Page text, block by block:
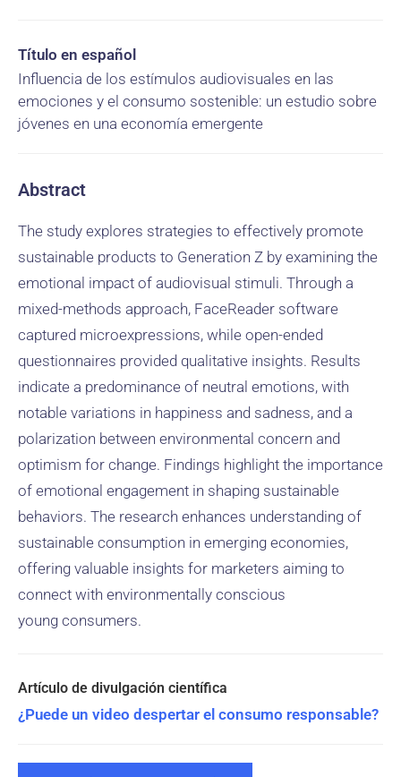
Título en español
Influencia de los estímulos audiovisuales en las
emociones y el consumo sostenible: un estudio sobre
jóvenes en una economía emergente
Abstract
The study explores strategies to effectively promote
sustainable products to Generation Z by examining the
emotional impact of audiovisual stimuli. Through a
mixed-methods approach, FaceReader software
captured microexpressions, while open-ended
questionnaires provided qualitative insights. Results
indicate a predominance of neutral emotions, with
notable variations in happiness and sadness, and a
polarization between environmental concern and
optimism for change. Findings highlight the importance
of emotional engagement in shaping sustainable
behaviors. The research enhances understanding of
sustainable consumption in emerging economies,
offering valuable insights for marketers aiming to
connect with environmentally conscious
young consumers.
¿Puede un video despertar el consumo responsable?